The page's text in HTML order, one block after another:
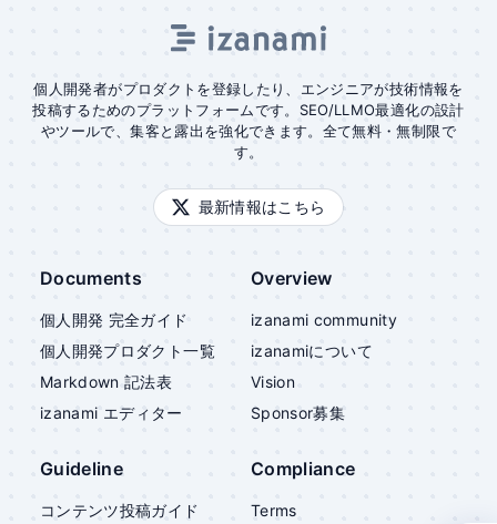
個人開発者がプロダクトを登録したり、エンジニアが技術情報を
投稿するためのプラットフォームです。SEO/LLMO最適化の設計
やツールで、集客と露出を強化できます。全て無料・無制限で
す。
最新情報はこちら
Documents
個人開発 完全ガイド
個人開発プロダクト一覧
Markdown 記法表
izanami エディター
Overview
izanami community
izanamiについて
Vision
Sponsor募集
Guideline
コンテンツ投稿ガイド
Compliance
Terms